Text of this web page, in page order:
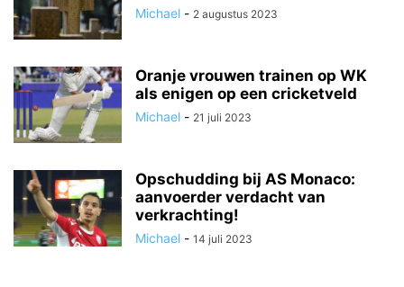
Michael - 2 augustus 2023
Oranje vrouwen trainen op WK
als enigen op een cricketveld
Michael - 21 juli 2023
Opschudding bij AS Monaco:
aanvoerder verdacht van
verkrachting!
Michael - 14 juli 2023